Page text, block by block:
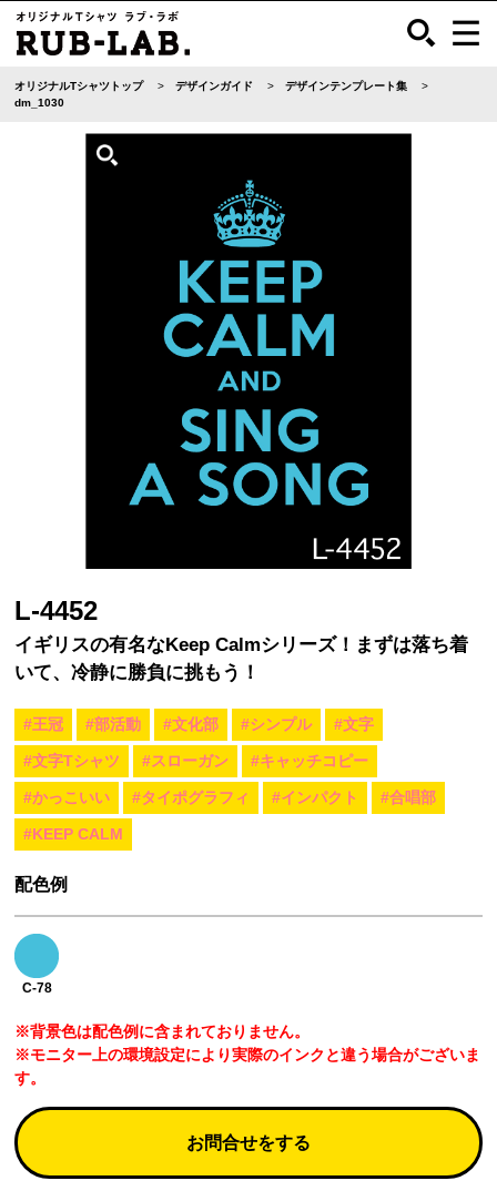
オリジナルTシャツトップ デザインガイド
デザインテンプレート集
dm_1030
L-4452
イギリスの有名なKeep Calmシリーズ！まずは落ち着
いて、冷静に勝負に挑もう！
#王冠 #部活動 #文化部 #シンプル #文字
#文字Tシャツ #スローガン #キャッチコピー
#かっこいい #タイポグラフィ #インパクト #合唱部
#KEEP CALM
配色例
C-78
※背景色は配色例に含まれておりません。
※モニター上の環境設定により実際のインクと違う場合がございま
す。
お問合せをする